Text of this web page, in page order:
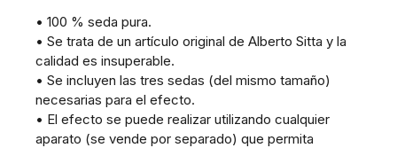
• 100 % seda pura.
• Se trata de un artículo original de Alberto Sitta y la
calidad es insuperable.
• Se incluyen las tres sedas (del mismo tamaño)
necesarias para el efecto.
• El efecto se puede realizar utilizando cualquier
aparato (se vende por separado) que permita